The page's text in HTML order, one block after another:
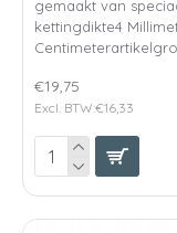
gemaakt van
kettingdikte4
€19,75
Excl. BTW:€16,33